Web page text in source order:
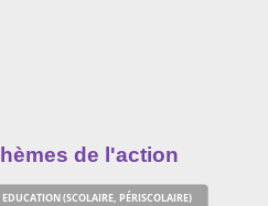
de l'action
EDUCATION (SCOLAIRE, PÉRISCOLAIRE)